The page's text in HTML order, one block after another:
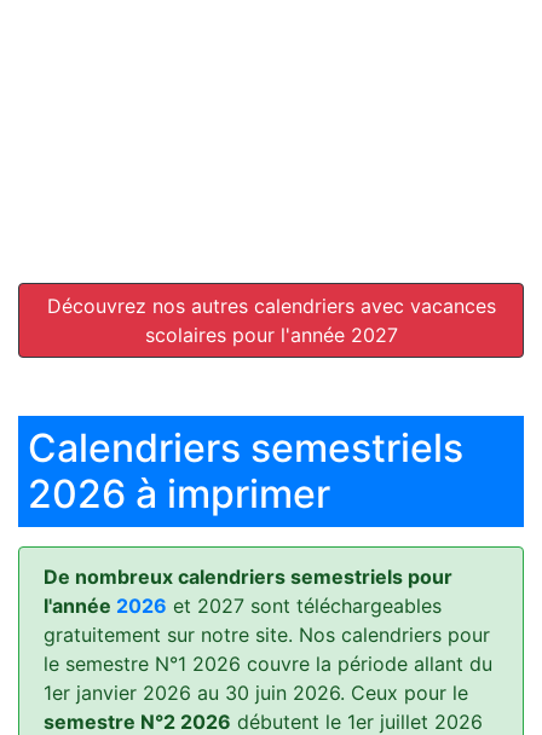
Découvrez nos autres calendriers avec vacances
scolaires pour l'année 2027
Calendriers semestriels
2026 à imprimer
De nombreux calendriers semestriels pour
l'année 2026 et 2027 sont téléchargeables
gratuitement sur notre site. Nos calendriers pour
le semestre N°1 2026 couvre la période allant du
1er janvier 2026 au 30 juin 2026. Ceux pour le
semestre N°2 2026 débutent le 1er juillet 2026